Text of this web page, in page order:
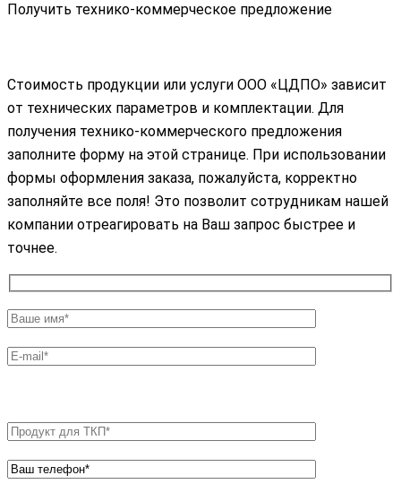
Получить технико-коммерческое предложение
Стоимость продукции или услуги ООО «ЦДПО» зависит
от технических параметров и комплектации. Для
получения технико-коммерческого предложения
заполните форму на этой странице. При использовании
формы оформления заказа, пожалуйста, корректно
заполняйте все поля! Это позволит сотрудникам нашей
компании отреагировать на Ваш запрос быстрее и
точнее.